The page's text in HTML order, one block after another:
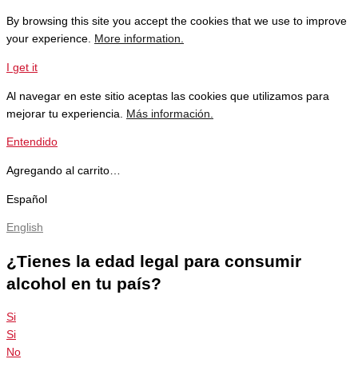
By browsing this site you accept the cookies that we use to improve
your experience. More information.
I get it
Al navegar en este sitio aceptas las cookies que utilizamos para
mejorar tu experiencia. Más información.
Entendido
Agregando al carrito…
Español
English
¿Tienes la edad legal para consumir
alcohol en tu país?
Si
Si
No